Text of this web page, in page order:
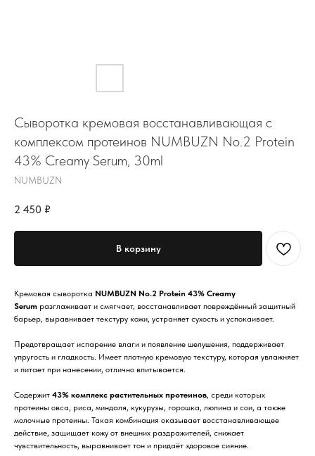
Сыворотка кремовая восстанавливающая с
комплексом протеинов NUMBUZN No.2 Protein
43% Creamy Serum, 30ml
NUMBUZN
2 450 ₽
В корзину
Кремовая сыворотка NUMBUZN No.2 Protein 43% Creamy
Serum разглаживает и смягчает, восстанавливает повреждённый защитный
барьер, выравнивает текстуру кожи, устраняет сухость и успокаивает.
Предотвращает испарение влаги и появление шелушения, поддерживает
упругость и гладкость. Имеет плотную кремовую текстуру, которая увлажняет
и питает при нанесении, отлично впитывается.
Содержит 43% комплекс растительных протеинов, среди которых
протеины овса, риса, миндаля, кукурузы, горошка, люпина и сои, а также
молочные протеины. Такая комбинация оказывает восстанавливающее
действие, защищает кожу от внешних раздражителей, снижает
чувствительность, выравнивает тон и придаёт здоровое сияние.